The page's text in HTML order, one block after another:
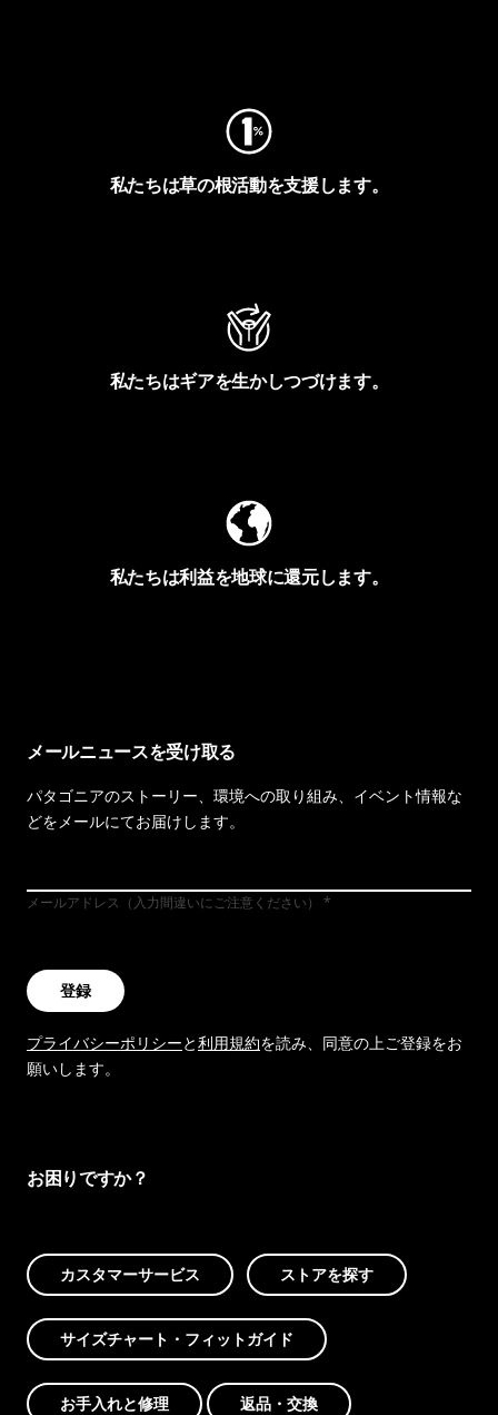
私たちは草の根活動を支援します。
私たちはギアを生かしつづけます。
私たちは利益を地球に還元します。
メールニュースを受け取る
パタゴニアのストーリー、環境への取り組み、イベント情報な
どをメールにてお届けします。
メールアドレス（入力間違いにご注意ください）
登録
プライバシーポリシーと利用規約を読み、同意の上ご登録をお
願いします。
お困りですか？
カスタマーサービス ストアを探す
サイズチャート・フィットガイド
お手入れと修理 返品・交換